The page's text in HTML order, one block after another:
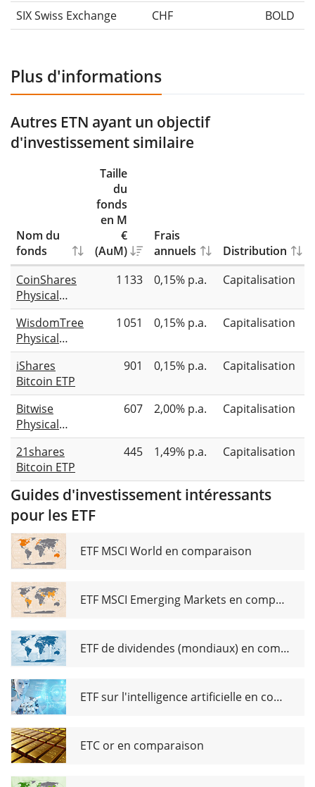
SIX Swiss Exchange CHF BOLD
Plus d'informations
Autres ETN ayant un objectif
d'investissement similaire
Nom du
fonds
Taille
du
fonds
en M
€
(AuM)
Frais
annuels
Distribution
CoinShares
Physical
Bitcoin
1 133 0,15% p.a. Capitalisation
WisdomTree
Physical
Bitcoin
1 051 0,15% p.a. Capitalisation
iShares
Bitcoin ETP
901 0,15% p.a. Capitalisation
Bitwise
Physical
Bitcoin ETP
607 2,00% p.a. Capitalisation
21shares
Bitcoin ETP
445 1,49% p.a. Capitalisation
Guides d'investissement intéressants
pour les ETF
ETF MSCI World en comparaison
ETF MSCI Emerging Markets en comparaison
ETF de dividendes (mondiaux) en comparaison
ETF sur l'intelligence artificielle en comparaison
ETC or en comparaison